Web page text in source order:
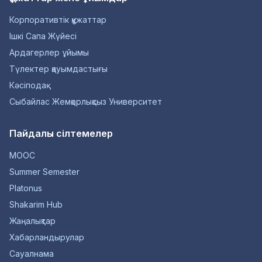
Корпоративтік құжаттар
Ішкі Сапа Жүйесі
Ардагерлер ұйымы
Түлектер қауымдастығы
Кәсіподақ
Сыбайлас Жемқорлықсыз Университет
Пайдалы сілтемелер
MOOC
Summer Semester
Platonus
Shakarim Hub
Жаңалықтар
Хабарландырулар
Сауалнама